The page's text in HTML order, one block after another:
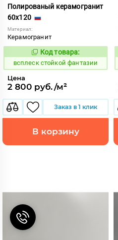
Полированый керамогранит
60x120
Материал:
Керамогранит
246737
Код товара:
всплеск стойкой фантазии
Цена
2 800 руб./м²
Заказ в 1 клик
В корзину